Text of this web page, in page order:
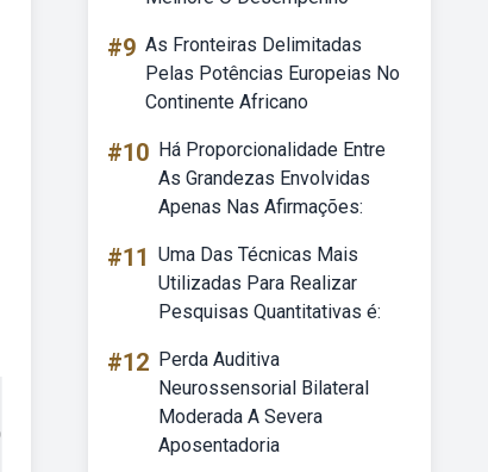
#9 As Fronteiras Delimitadas
Pelas Potências Europeias No
Continente Africano
#10 Há Proporcionalidade Entre
As Grandezas Envolvidas
Apenas Nas Afirmações:
#11 Uma Das Técnicas Mais
Utilizadas Para Realizar
Pesquisas Quantitativas é:
#12 Perda Auditiva
Neurossensorial Bilateral
Moderada A Severa
Aposentadoria